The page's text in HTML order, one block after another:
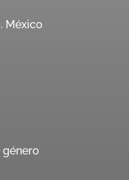
México